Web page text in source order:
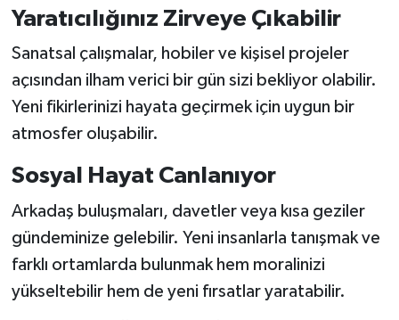
Yaratıcılığınız Zirveye Çıkabilir
Sanatsal çalışmalar, hobiler ve kişisel projeler
açısından ilham verici bir gün sizi bekliyor olabilir.
Yeni fikirlerinizi hayata geçirmek için uygun bir
atmosfer oluşabilir.
Sosyal Hayat Canlanıyor
Arkadaş buluşmaları, davetler veya kısa geziler
gündeminize gelebilir. Yeni insanlarla tanışmak ve
farklı ortamlarda bulunmak hem moralinizi
yükseltebilir hem de yeni fırsatlar yaratabilir.